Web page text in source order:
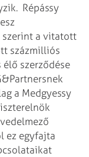
Répássy
a vitatott
százmilliós
élő szerződése
a Medgyessy
ez egyfajta